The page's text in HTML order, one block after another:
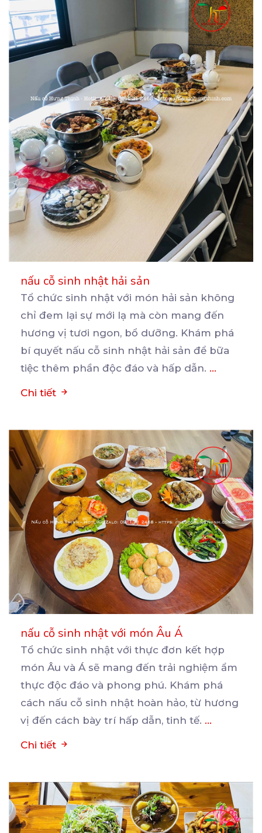
nấu cỗ sinh nhật hải sản
Tổ chức sinh nhật với món hải sản không
chỉ đem lại sự mới lạ mà còn mang đến
hương vị tươi ngon, bổ dưỡng. Khám phá
bí quyết nấu cỗ sinh nhật hải sản để bữa
tiệc thêm phần độc đáo và hấp dẫn. ...
Chi tiết
nấu cỗ sinh nhật với món Âu Á
Tổ chức sinh nhật với thực đơn kết hợp
món Âu và Á sẽ mang đến trải nghiệm ẩm
thực độc đáo và phong phú. Khám phá
cách nấu cỗ sinh nhật hoàn hảo, từ hương
vị đến cách bày trí hấp dẫn, tinh tế. ...
Chi tiết